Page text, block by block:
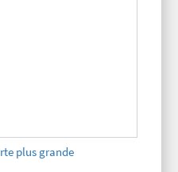
plus grande